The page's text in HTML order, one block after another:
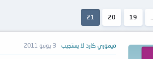
19
20
21
ميموري كارد لا يستجيب 3 يونيو 2011